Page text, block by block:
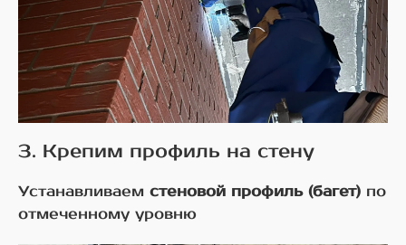
3. Крепим профиль на стену
Устанавливаем стеновой профиль (багет) по
отмеченному уровню